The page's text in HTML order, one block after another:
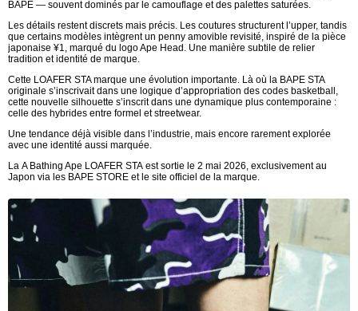
BAPE — souvent dominés par le camouflage et des palettes saturées.
Les détails restent discrets mais précis. Les coutures structurent l’upper, tandis
que certains modèles intègrent un penny amovible revisité, inspiré de la pièce
japonaise ¥1, marqué du logo Ape Head. Une manière subtile de relier
tradition et identité de marque.
Cette LOAFER STA marque une évolution importante. Là où la BAPE STA
originale s’inscrivait dans une logique d’appropriation des codes basketball,
cette nouvelle silhouette s’inscrit dans une dynamique plus contemporaine :
celle des hybrides entre formel et streetwear.
Une tendance déjà visible dans l’industrie, mais encore rarement explorée
avec une identité aussi marquée.
La A Bathing Ape LOAFER STA est sortie le 2 mai 2026, exclusivement au
Japon via les BAPE STORE et le site officiel de la marque.